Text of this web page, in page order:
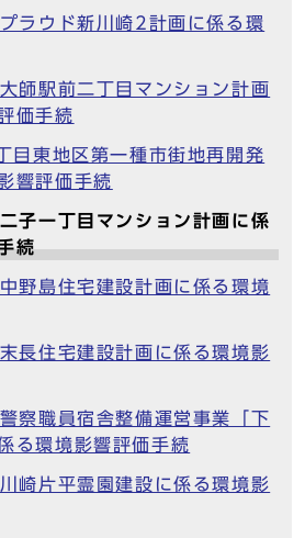
ウド新川崎2計画に係る環
駅前二丁目マンション計画
価手続
東地区第一種市街地再開発
響評価手続
一丁目マンション計画に係
続
島住宅建設計画に係る環境
住宅建設計画に係る環境影
職員宿舎整備運営事業「下
る環境影響評価手続
片平霊園建設に係る環境影